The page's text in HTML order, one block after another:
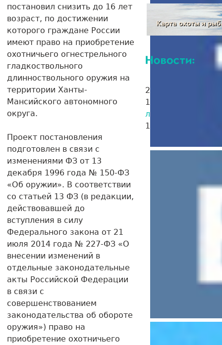
постановил снизить до 16 лет
возраст, по достижении
которого граждане России
имеют право на приобретение
охотничьего огнестрельного
гладкоствольного
длинноствольного оружия на
территории Ханты-
Мансийского автономного
округа.
Проект постановления
подготовлен в связи с
изменениями ФЗ от 13
декабря 1996 года № 150-ФЗ
«Об оружии». В соответствии
со статьей 13 ФЗ (в редакции,
действовавшей до
вступления в силу
Федерального закона от 21
июля 2014 года № 227-ФЗ «О
внесении изменений в
отдельные законодательные
акты Российской Федерации
в связи с
совершенствованием
законодательства об обороте
оружия») право на
приобретение охотничьего
24.08.2023
15.05.2016
литературы
15.05.2016